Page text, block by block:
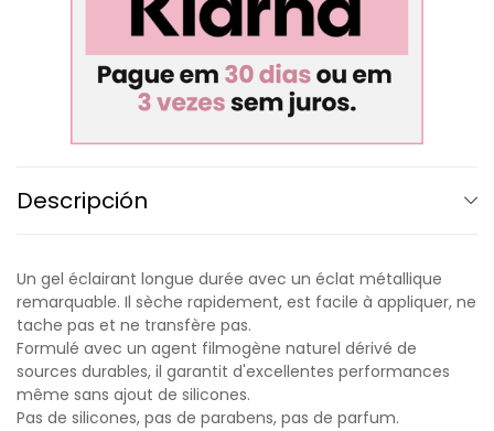
Descripción
Un gel éclairant longue durée avec un éclat métallique
remarquable. Il sèche rapidement, est facile à appliquer, ne
tache pas et ne transfère pas.
Formulé avec un agent filmogène naturel dérivé de
sources durables, il garantit d'excellentes performances
même sans ajout de silicones.
Pas de silicones, pas de parabens, pas de parfum.